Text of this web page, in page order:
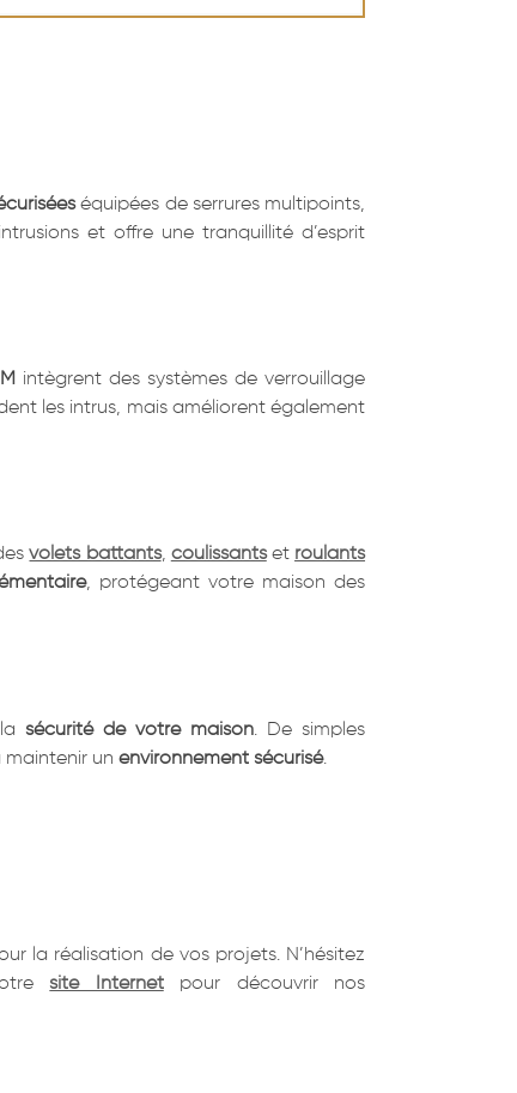
équipées de serrures multipoints,
et offre une tranquillité d’esprit
intègrent des systèmes de verrouillage
les intrus, mais améliorent également
volets battants, coulissantset roulants
, protégeant votre maison des
sécurité de votre maison. De simples
maintenir un environnement sécurisé.
la réalisation de vos projets. N’hésitez
site Internetpour découvrir nos